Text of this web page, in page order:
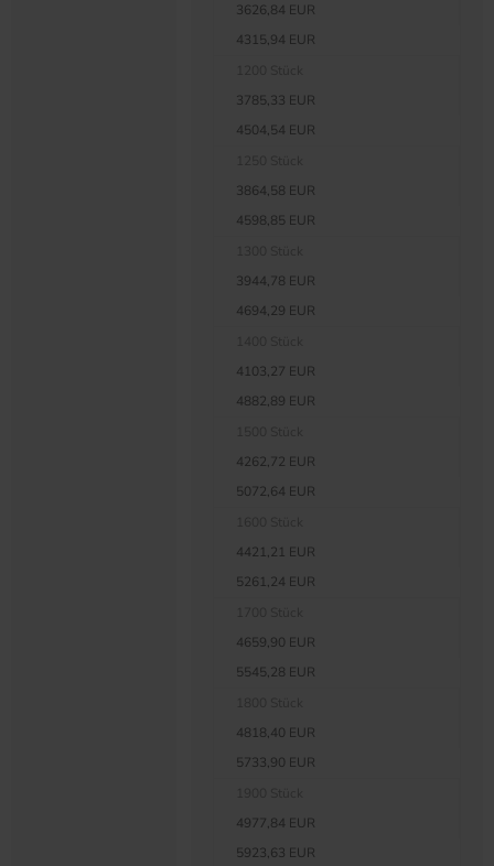
3626,84 EUR
4315,94 EUR
3785,33 EUR
4504,54 EUR
3864,58 EUR
4598,85 EUR
3944,78 EUR
4694,29 EUR
4103,27 EUR
4882,89 EUR
4262,72 EUR
5072,64 EUR
4421,21 EUR
5261,24 EUR
4659,90 EUR
5545,28 EUR
4818,40 EUR
5733,90 EUR
4977,84 EUR
5923,63 EUR